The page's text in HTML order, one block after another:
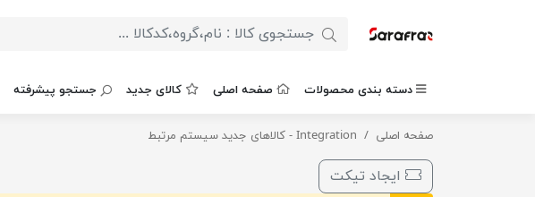
دسته بندی محصولات صفحه اصلی کالای جدید جستجو پیشرفته
صفحه اصلی Integration - کالاهای جدید سیستم مرتبط گریس لعل2 ( 15 کیلویی ) بهران
ایجاد تیکت